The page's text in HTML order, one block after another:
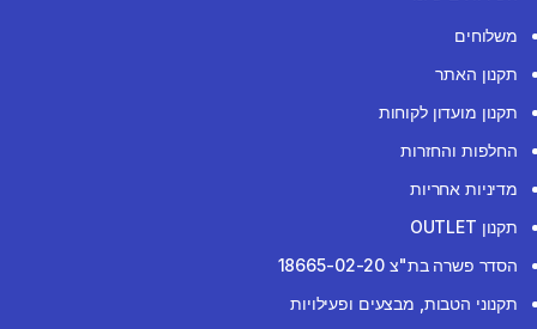
משלוחים
תקנון האתר
תקנון מועדון לקוחות
החלפות והחזרות
מדיניות אחריות
תקנון OUTLET
הסדר פשרה בת"צ 18665-02-20
תקנוני הטבות, מבצעים ופעילויות